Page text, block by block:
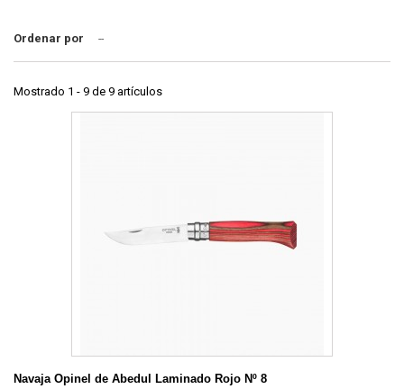
Ordenar por --
Mostrado 1 - 9 de 9 artículos
Navaja Opinel de Abedul Laminado Rojo Nº 8